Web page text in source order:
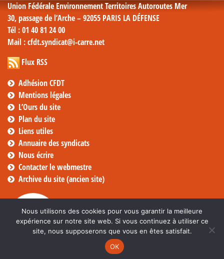
Union Fédérale Environnement Territoires Autoroutes Mer
30, passage de l’Arche – 92055 PARIS LA DÉFENSE
Tél : 01 40 81 24 00
Mail : cfdt.syndicat@i-carre.net
Flux RSS
Adhésion CFDT
Mentions légales
L’Ours du site
Plan du site
Liens utiles
Annuaire des syndicats
Nous écrire
Contacter le webmestre
Archive du site (ancien site)
Nous utilisons des cookies pour vous garantir la meilleure
expérience sur notre site web. Si vous continuez à utiliser ce
site, nous supposerons que vous en êtes satisfait.
OK